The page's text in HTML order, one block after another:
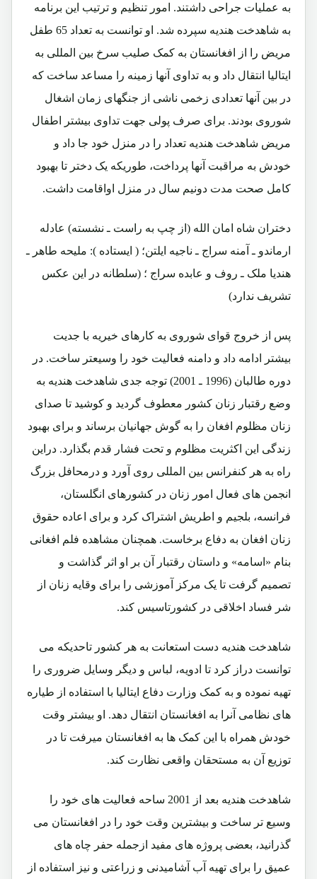
به عملیات جراحی داشتند. امور تنظیم و ترتیب این برنامه
به شاهدخت هندیه سپرده شد. او توانست به تعداد 65 طفل
مریض را از افغانستان به کمک صلیب سرخ بین المللی به
ایتالیا انتقال داد و به تداوی آنها زمینه را مساعد ساخت که
در بین آنها تعدادی زخمی ناشی از جنگهای زمان اشغال
شوروی بودند. برای صرف پولی جهت تداوی بیشتر اطفال
مریض شاهدخت هندیه تعداد را در منزل خود جا داد و
خودش به مراقبت آنها پرداخت، طوریکه یک دختر تا بهبود
کامل صحت مدت دونیم سال در منزل اواقامت داشت.
دختران شاه امان الله (از چپ به راست ـ نشسته) عادله
ارماندو ـ آمنه سراج ـ ناجیه ایلتن؛ ( ایستاده ): ملیحه طاهر ـ
هندیا ملک ـ روف و عابده سراج ؛ (سلطانه در این عکس
تشریف ندارد)
پس از خروج قوای شوروی به کارهای خیریه با جدیت
بیشتر ادامه داد و دامنه فعالیت خود را وسیعتر ساخت. در
دوره طالبان (1996 ـ 2001) توجه جدی شاهدخت هندیه به
وضع رقتبار زنان کشور معطوف گردید و کوشید تا صدای
زنان مظلوم افغان را به گوش جهانیان برساند و برای بهبود
زندگی این اکثریت مظلوم و تحت فشار قدم بگذارد. دراین
راه به هر کنفرانس بین المللی روی آورد و درمحافل بزرگ
انجمن های فعال امور زنان در کشورهای انگلستان،
فرانسه، بلجیم و اطریش اشتراک کرد و برای اعاده حقوق
زنان افغان به دفاع برخاست. همچنان مشاهده فلم افغانی
بنام «اسامه» و داستان رقتبار آن بر او اثر گذاشت و
تصمیم گرفت تا یک مرکز آموزشی را برای وقایه زنان از
شر فساد اخلاقی در کشورتاسیس کند.
شاهدخت هندیه دست استعانت به هر کشور تاحدیکه می
توانست دراز کرد تا ادویه، لباس و دیگر وسایل ضروری را
تهیه نموده و به کمک وزارت دفاع ایتالیا با استفاده از طیاره
های نظامی آنرا به افغانستان انتقال دهد. او بیشتر وقت
خودش همراه با این کمک ها به افغانستان میرفت تا در
توزیع آن به مستحقان واقعی نظارت کند.
شاهدخت هندیه بعد از 2001 ساحه فعالیت های خود را
وسیع تر ساخت و بیشترین وقت خود را در افغانستان می
گذرانید، بعضی پروژه های مفید ازجمله حفر چاه های
عمیق را برای تهیه آب آشامیدنی و زراعتی و نیز استفاده از